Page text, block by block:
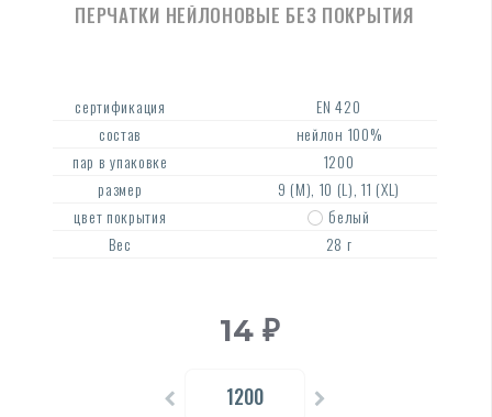
ПЕРЧАТКИ НЕЙЛОНОВЫЕ БЕЗ ПОКРЫТИЯ
сертификация
EN 420
состав
нейлон 100%
пар в упаковке
1200
размер
9 (M), 10 (L), 11 (XL)
цвет покрытия
белый
Вес
28 г
14 ₽